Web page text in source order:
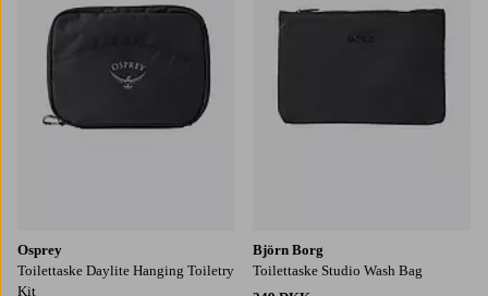
Osprey
Toilettaske Daylite Hanging Toiletry
Kit
Björn Borg
Toilettaske Studio Wash Bag